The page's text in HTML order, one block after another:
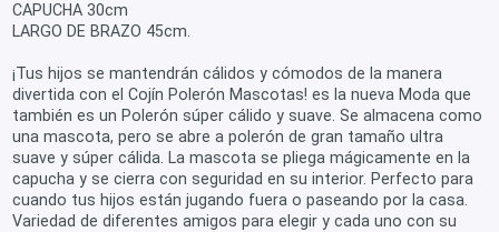
CAPUCHA 30cm
LARGO DE BRAZO 45cm.
¡Tus hijos se mantendrán cálidos y cómodos de la manera
divertida con el Cojín Polerón Mascotas! es la nueva Moda que
también es un Polerón súper cálido y suave. Se almacena como
una mascota, pero se abre a polerón de gran tamaño ultra
suave y súper cálida. La mascota se pliega mágicamente en la
capucha y se cierra con seguridad en su interior. Perfecto para
cuando tus hijos están jugando fuera o paseando por la casa.
Variedad de diferentes amigos para elegir y cada uno con su